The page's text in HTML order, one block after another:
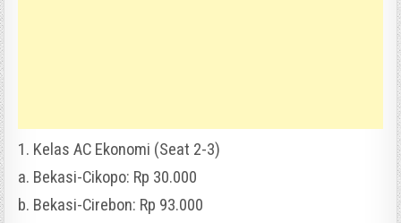
1. Kelas AC Ekonomi (Seat 2-3)
a. Bekasi-Cikopo: Rp 30.000
b. Bekasi-Cirebon: Rp 93.000